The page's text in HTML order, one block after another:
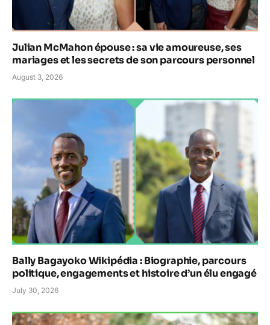
Julian McMahon épouse : sa vie amoureuse, ses
mariages et les secrets de son parcours personnel
August 3, 2026
Bally Bagayoko Wikipédia : Biographie, parcours
politique, engagements et histoire d’un élu engagé
July 30, 2026